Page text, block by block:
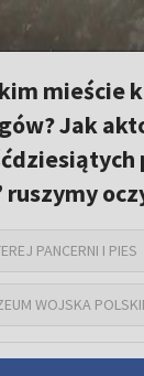
mieście
Jak
ruszymy
PANCERNI I PIES
WOJSKA